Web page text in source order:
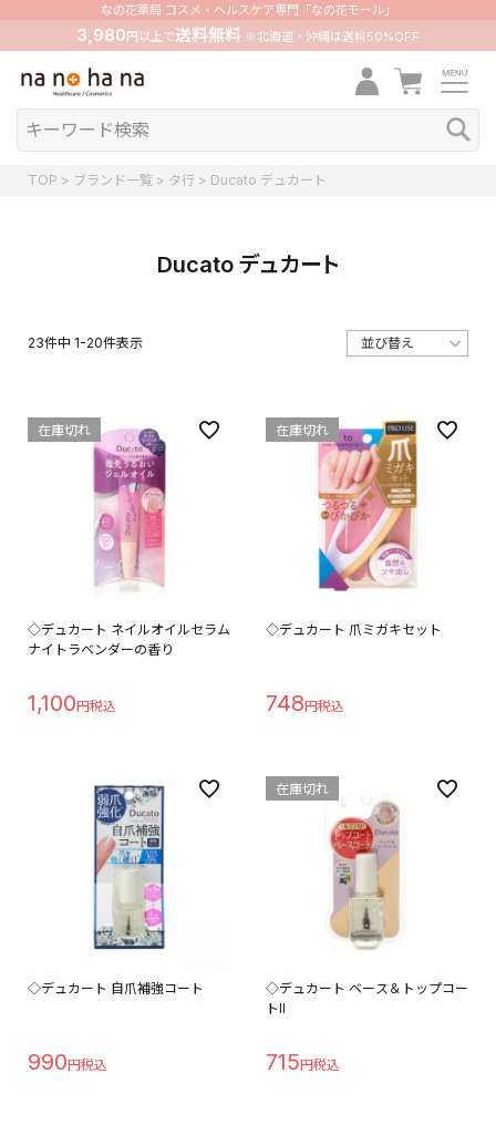
なの花薬局 コスメ・ヘルスケア専門「なの花モール」
3,980 円以上で送料無料※北海道・沖縄は送料50%OFF
TOP ブランド一覧 タ行 Ducato デュカート
Ducato デュカート
23件中 1-20件表示
◇デュカート ネイルオイルセラム
ナイトラベンダーの香り
1,100
在庫切れ
◇デュカート 爪ミガキセット
748
在庫切れ
◇デュカート 自爪補強コート
990
◇デュカート ベース＆トップコー
トII
715
在庫切れ